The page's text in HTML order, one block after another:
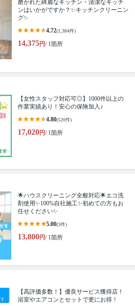
磨かれた綺麗なキッチン・清潔なキッチ
ンはいかがですか？✨キッチンクリーニン
グ✨
4.72(1,384件)
14,375円/ 1箇所
【女性スタッフ対応可◎】1000件以上の
作業実績あり！安心の保険加入♪
4.80(520件)
17,020円/ 1箇所
🌟ハウスクリーニング全般対応🌟エコ洗
剤使用✨100%自社施工✨初めての方もお
任せください✨
5.00(3件)
13,800円/ 1箇所
【高評価多数！】優良サービス獲得店！
浴室やエアコンとセットで更にお得！